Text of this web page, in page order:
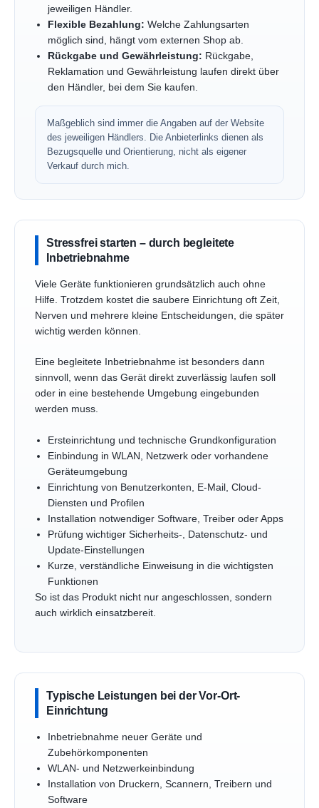
jeweiligen Händler.
Flexible Bezahlung: Welche Zahlungsarten
möglich sind, hängt vom externen Shop ab.
Rückgabe und Gewährleistung: Rückgabe,
Reklamation und Gewährleistung laufen direkt über
den Händler, bei dem Sie kaufen.
Maßgeblich sind immer die Angaben auf der Website
des jeweiligen Händlers. Die Anbieterlinks dienen als
Bezugsquelle und Orientierung, nicht als eigener
Verkauf durch mich.
Stressfrei starten – durch begleitete
Inbetriebnahme
Viele Geräte funktionieren grundsätzlich auch ohne
Hilfe. Trotzdem kostet die saubere Einrichtung oft Zeit,
Nerven und mehrere kleine Entscheidungen, die später
wichtig werden können.
Eine begleitete Inbetriebnahme ist besonders dann
sinnvoll, wenn das Gerät direkt zuverlässig laufen soll
oder in eine bestehende Umgebung eingebunden
werden muss.
Ersteinrichtung und technische Grundkonfiguration
Einbindung in WLAN, Netzwerk oder vorhandene
Geräteumgebung
Einrichtung von Benutzerkonten, E-Mail, Cloud-
Diensten und Profilen
Installation notwendiger Software, Treiber oder Apps
Prüfung wichtiger Sicherheits-, Datenschutz- und
Update-Einstellungen
Kurze, verständliche Einweisung in die wichtigsten
Funktionen
So ist das Produkt nicht nur angeschlossen, sondern
auch wirklich einsatzbereit.
Typische Leistungen bei der Vor-Ort-
Einrichtung
Inbetriebnahme neuer Geräte und
Zubehörkomponenten
WLAN- und Netzwerkeinbindung
Installation von Druckern, Scannern, Treibern und
Software